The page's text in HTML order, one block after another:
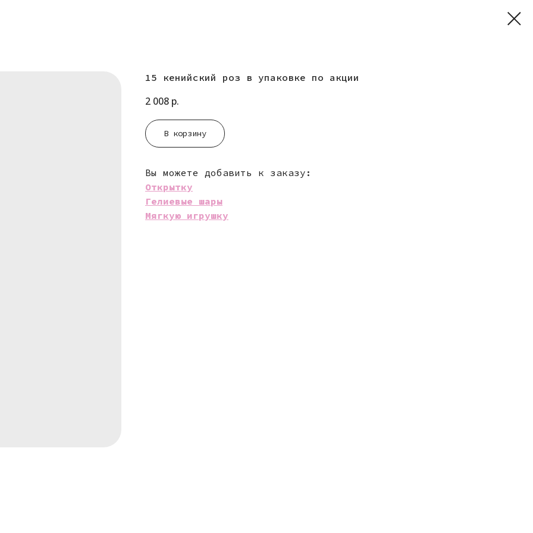
15 кенийский роз в упаковке по акции
2 008 р.
В корзину
Вы можете добавить к заказу:
Открытку
Гелиевые шары
Мягкую игрушку